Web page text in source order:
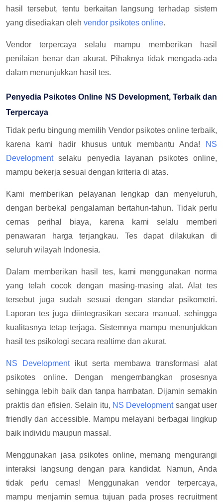
hasil tersebut, tentu berkaitan langsung terhadap sistem
yang disediakan oleh vendor psikotes online.
Vendor terpercaya selalu mampu memberikan hasil
penilaian benar dan akurat. Pihaknya tidak mengada-ada
dalam menunjukkan hasil tes.
Penyedia Psikotes Online NS Development, Terbaik dan
Terpercaya
Tidak perlu bingung memilih Vendor psikotes online terbaik,
karena kami hadir khusus untuk membantu Anda!
NS
Developmentselaku penyedia layanan psikotes online,
mampu bekerja sesuai dengan kriteria di atas.
Kami memberikan pelayanan lengkap dan menyeluruh,
dengan berbekal pengalaman bertahun-tahun. Tidak perlu
cemas perihal biaya, karena kami selalu memberi
penawaran harga terjangkau. Tes dapat dilakukan di
seluruh wilayah Indonesia.
Dalam memberikan hasil tes, kami menggunakan norma
yang telah cocok dengan masing-masing alat. Alat tes
tersebut juga sudah sesuai dengan standar psikometri.
Laporan tes juga diintegrasikan secara manual, sehingga
kualitasnya tetap terjaga. Sistemnya mampu menunjukkan
hasil tes psikologi secara realtime dan akurat.
NS Developmentikut serta membawa transformasi alat
psikotes online. Dengan mengembangkan prosesnya
sehingga lebih baik dan tanpa hambatan. Dijamin semakin
praktis dan efisien. Selain itu, NS Developmentsangat user
friendly dan accessible. Mampu melayani berbagai lingkup
baik individu maupun massal.
Menggunakan jasa psikotes online, memang mengurangi
interaksi langsung dengan para kandidat. Namun, Anda
tidak perlu cemas! Menggunakan vendor terpercaya,
mampu menjamin semua tujuan pada proses recruitment